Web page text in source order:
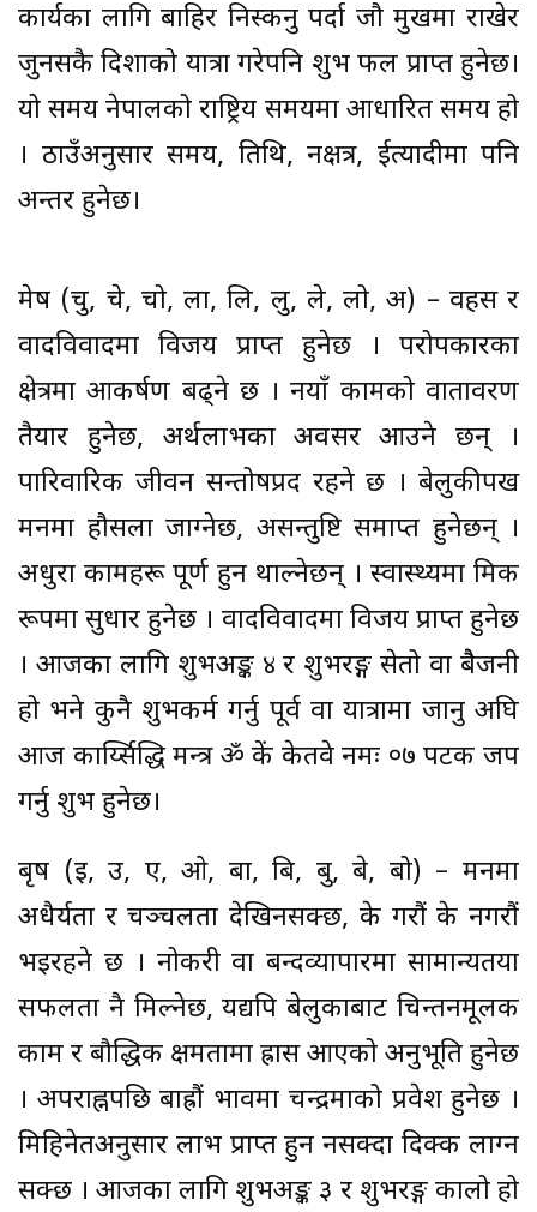
कार्यका लागि बाहिर निस्कनु पर्दा जौ मुखमा राखेर
जुनसकै दिशाको यात्रा गरेपनि शुभ फल प्राप्त हुनेछ।
यो समय नेपालको राष्ट्रिय समयमा आधारित समय हो
। ठाउँअनुसार समय, तिथि, नक्षत्र, ईत्यादीमा पनि
अन्तर हुनेछ।
मेष (चु, चे, चो, ला, लि, लु, ले, लो, अ) – वहस र
वादविवादमा विजय प्राप्त हुनेछ । परोपकारका
क्षेत्रमा आकर्षण बढ्ने छ । नयाँ कामको वातावरण
तैयार हुनेछ, अर्थलाभका अवसर आउने छन् ।
पारिवारिक जीवन सन्तोषप्रद रहने छ । बेलुकीपख
मनमा हौसला जाग्नेछ, असन्तुष्टि समाप्त हुनेछन् ।
अधुरा कामहरू पूर्ण हुन थाल्नेछन् । स्वास्थ्यमा क्रमिक
रूपमा सुधार हुनेछ । वादविवादमा विजय प्राप्त हुनेछ
। आजका लागि शुभअङ्क ४ र शुभरङ्ग सेतो वा बैैजनी
हो भने कुनै शुभकर्म गर्नु पूर्व वा यात्रामा जानु अघि
आज कार्य्सिद्धि मन्त्र ॐ कें केतवे नमः ०७ पटक जप
गर्नु शुभ हुनेछ।
बृष (इ, उ, ए, ओ, बा, बि, बु, बे, बो) – मनमा
अधैर्यता र चञ्चलता देखिनसक्छ, के गरौं के नगरौं
भइरहने छ । नोकरी वा बन्दव्यापारमा सामान्यतया
सफलता नै मिल्नेछ, यद्यपि बेलुकाबाट चिन्तनमूलक
काम र बौद्धिक क्षमतामा ह्रास आएको अनुभूति हुनेछ
। अपराह्नपछि बाह्रौं भावमा चन्द्रमाको प्रवेश हुनेछ ।
मिहिनेतअनुसार लाभ प्राप्त हुन नसक्दा दिक्क लाग्न
सक्छ । आजका लागि शुभअङ्क ३ र शुभरङ्ग कालो हो